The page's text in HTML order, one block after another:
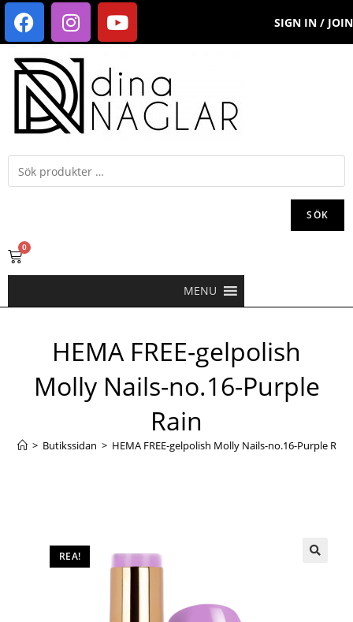
SIGN IN / JOIN
SÖK
0
MENU
HEMA FREE-gelpolish
Molly Nails-no.16-Purple
Rain
> Butikssidan > HEMA FREE-gelpolish Molly Nails-no.16-Purple Rain
REA!